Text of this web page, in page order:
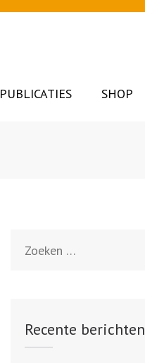
PUBLICATIES SHOP
Recente berichten